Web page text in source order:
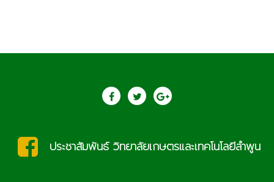
saraban@lcat.ac.th